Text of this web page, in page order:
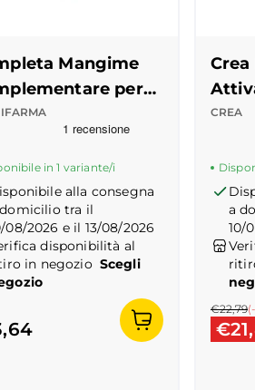
-center
Mangime
per
Truspilot del prodotto
in 1 variante/i
alla consegna
tra il
08/2026 e il 13/08/2026
disponibilità al
in negozio Scegli
CREA
a
10/
€22,79